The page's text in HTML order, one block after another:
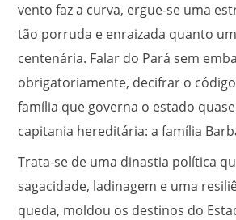
vento faz a curva, ergue-se uma
tão porruda e enraizada quanto
centenária. Falar do Pará sem
obrigatoriamente, decifrar o
família que governa o estado
capitania hereditária: a família
Trata-se de uma dinastia política
sagacidade, ladinagem e uma
queda, moldou os destinos do